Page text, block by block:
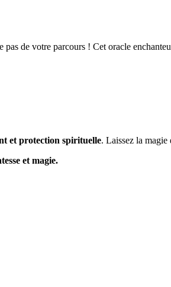
de votre parcours ! Cet oracle
et protection spirituelle. Laissez la
et magie.